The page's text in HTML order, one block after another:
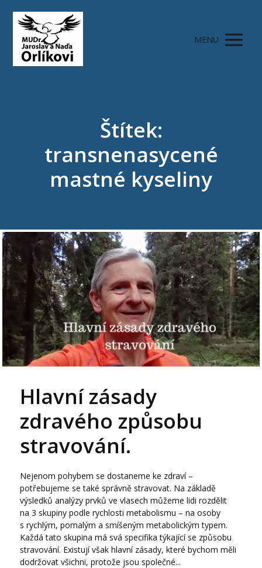
MENU
Štítek:
transnenasycené
mastné kyseliny
Hlavní zásady
zdravého způsobu
stravování.
Nejenom pohybem se dostaneme ke zdraví –
potřebujeme se také správně stravovat. Na základě
výsledků analýzy prvků ve vlasech můžeme lidi rozdělit
na 3 skupiny podle rychlosti metabolismu – na osoby
s rychlým, pomalým a smíšeným metabolickým typem.
Každá tato skupina má svá specifika týkající se způsobu
stravování. Existují však hlavní zásady, které bychom měli
dodržovat všichni, protože jsou společné...